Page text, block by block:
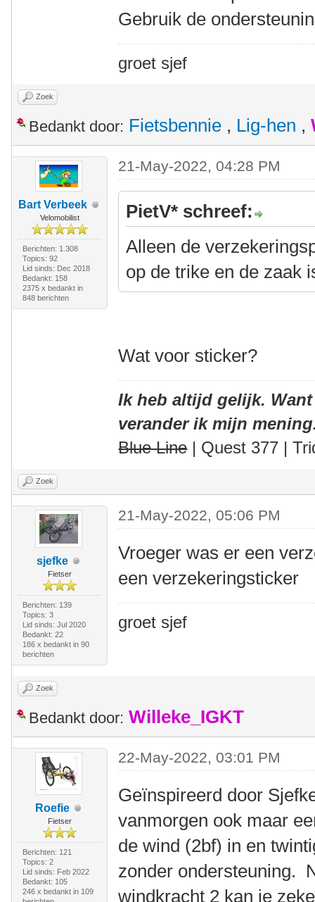
Gebruik de
groet sjef
Zoek
Bedankt door: Fietsbennie , Lig-hen ,
Bart Verbeek
Velomobilist
Berichten: 1.308
Topics: 92
Lid sinds: Dec 2018
Bedankt: 158
2375 x bedankt in
848 berichten
21-May-2022, 04:28 PM
PietV* schreef:
Alleen de
op de trike en de zaak
Wat voor sticker?
Ik heb altijd gelijk.
verander ik mijn
Blue Line| Quest 377 |
Zoek
sjefke
Fietser
Berichten: 139
Topics: 3
Lid sinds: Jul 2020
Bedankt: 22
186 x bedankt in 90
berichten
21-May-2022, 05:06 PM
Vroeger was er een
een verzekeringsticker
groet sjef
Zoek
Bedankt door: Willeke_IGKT
Roefie
Fietser
Berichten: 121
Topics: 2
Lid sinds: Feb 2022
Bedankt: 105
246 x bedankt in 109
22-May-2022, 03:01 PM
Geïnspireerd door
vanmorgen ook maar
de wind (2bf) in en
zonder ondersteuning.
windkracht 2 kan je